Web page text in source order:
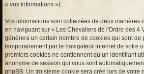
« vos informations »).
Vos informations sont collectées de deux manières
en naviguant sur « Les Chevaliers de l'Ordre des 4
génèrera un certain nombre de cookies qui sont de
temporairement par le navigateur internet de votre
premiers cookies ne contiennent qu’un identifiant
anonyme de session qui vous sont
phpBB. Un troisième cookie sera créé lors de votre